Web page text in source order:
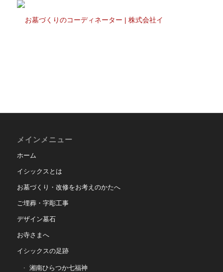
メインメニュー
ホーム
イシックスとは
お墓づくり・改修をお考えのかたへ
ご埋葬・字彫工事
デザイン墓石
お寺さまへ
イシックスの足跡
湘南ひらつか七福神